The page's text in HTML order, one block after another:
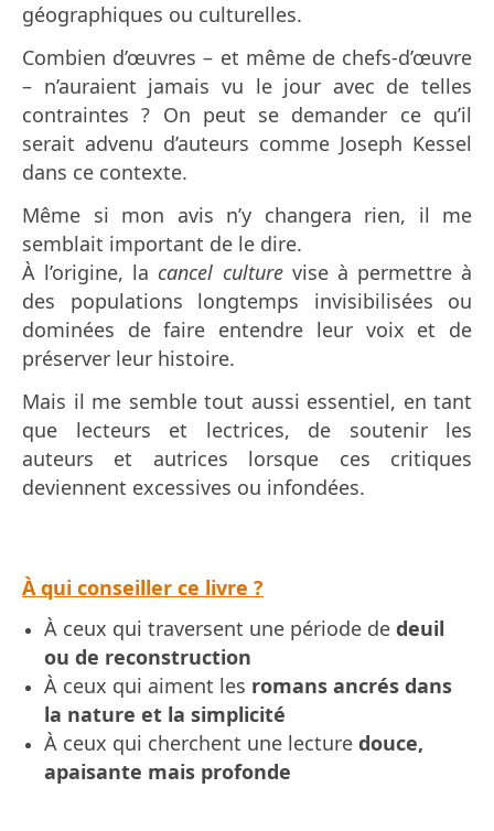
géographiques ou culturelles.
Combien d’œuvres – et même de chefs-d’œuvre
– n’auraient jamais vu le jour avec de telles
contraintes ? On peut se demander ce qu’il
serait advenu d’auteurs comme Joseph Kessel
dans ce contexte.
Même si mon avis n’y changera rien, il me
semblait important de le dire.
À l’origine, la cancel culturevise à permettre à
des populations longtemps invisibilisées ou
dominées de faire entendre leur voix et de
préserver leur histoire.
Mais il me semble tout aussi essentiel, en tant
que lecteurs et lectrices, de soutenir les
auteurs et autrices lorsque ces critiques
deviennent excessives ou infondées.
À qui conseiller ce livre ?
À ceux qui traversent une période de deuil
ou de reconstruction
À ceux qui aiment les romans ancrés dans
la nature et la simplicité
À ceux qui cherchent une lecture douce,
apaisante mais profonde